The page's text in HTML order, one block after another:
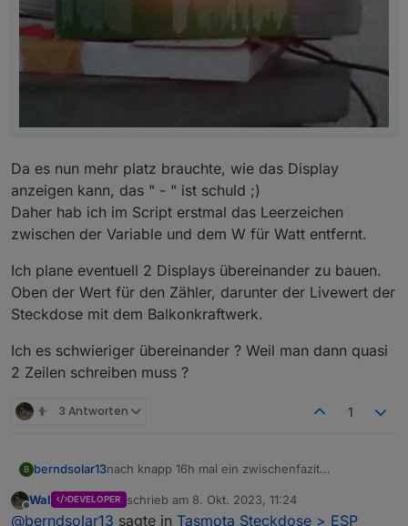
Da es nun mehr platz brauchte, wie das Display
anzeigen kann, das " - " ist schuld ;)
Daher hab ich im Script erstmal das Leerzeichen
zwischen der Variable und dem W für Watt entfernt.
Ich plane eventuell 2 Displays übereinander zu bauen.
Oben der Wert für den Zähler, darunter der Livewert der
Steckdose mit dem Balkonkraftwerk.
Ich es schwieriger übereinander ? Weil man dann quasi
2 Zeilen schreiben muss ?
3 Antworten 1
B berndsolar13nach knapp 16h mal ein zwischenfazit
festgestellt.
Da aber eben sie Sonne raus kam, und der Zähler
Offline
Wal DEVELOPER schrieb am 8. Okt. 2023, 11:24
zuletzt editiert von
@berndsolar13 sagte in Tasmota Steckdose > ESP